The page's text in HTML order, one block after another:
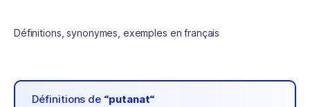
Définitions, synonymes, exemples en français
Définitions de “putanat“